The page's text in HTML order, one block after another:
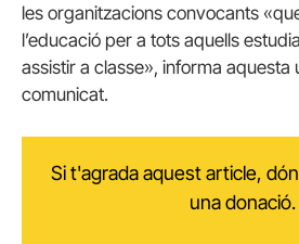
les organitzacions convocants
l’educació per a tots aquells
assistir a classe», informa aquesta
comunicat.
Si t'agrada aquest article,
una donació.